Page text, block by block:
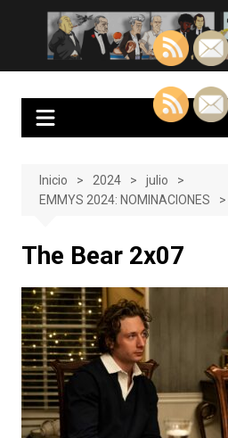
contenido
Crítica cinematográfica y
amantes del cine y
Inicio 2024
julio
EMMYS 2024: NOMINACIONES
The Bear 2x07